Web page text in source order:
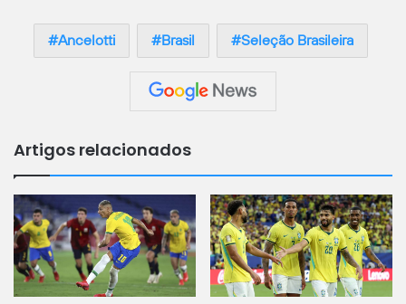
Ancelotti Brasil Seleção Brasileira
Artigos relacionados